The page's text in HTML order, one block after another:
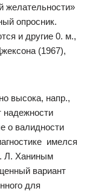
желательности»
опросник.
и другие 0. м.,
(1967),
высока, напр.,
о валидности
имелся
Л. Ханиным
вариант
для